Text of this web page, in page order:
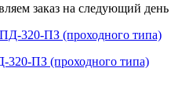
заказ на следующий день
ПЗ (проходного типа)